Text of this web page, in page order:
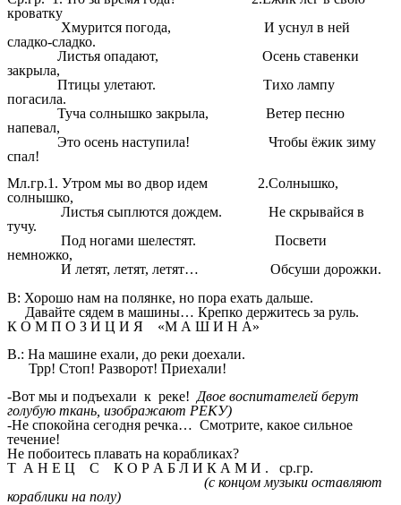
кроватку
Хмурится погода, И уснул в ней
сладко-сладко.
Листья опадают, Осень ставенки
закрыла,
Птицы улетают. Тихо лампу
погасила.
Туча солнышко закрыла, Ветер песню
напевал,
Это осень наступила! Чтобы ёжик зиму
спал!
Мл.гр.1. Утром мы во двор идем 2.Солнышко,
солнышко,
Листья сыплются дождем. Не скрывайся в
тучу.
Под ногами шелестят. Посвети
немножко,
И летят, летят, летят… Обсуши дорожки.
В: Хорошо нам на полянке, но пора ехать дальше.
Давайте сядем в машины… Крепко держитесь за руль.
К О М П О З И Ц И Я «М А Ш И Н А»
В.: На машине ехали, до реки доехали.
Трр! Стоп! Разворот! Приехали!
-Вот мы и подъехали к реке! Двое воспитателей берут
голубую ткань, изображают РЕКУ)
-Не спокойна сегодня речка… Смотрите, какое сильное
течение!
Не побоитесь плавать на корабликах?
Т А Н Е Ц С К О Р А Б Л И К А М И . ср.гр.
(с концом музыки оставляют
кораблики на полу)